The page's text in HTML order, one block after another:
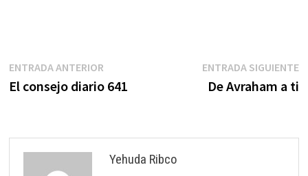
Navegación
de
ENTRADA ANTERIOREntrada
anterior:
El consejo diario 641
ENTRADA SIGUIENTE
De Avraham a ti
Yehuda Ribco